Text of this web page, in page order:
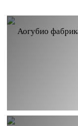
Аогубио